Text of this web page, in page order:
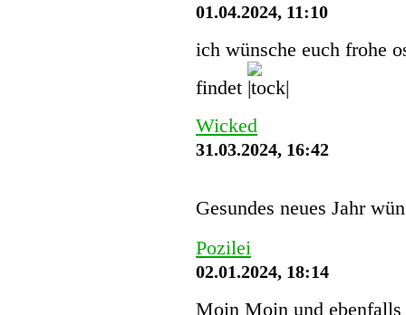
01.04.2024, 11:10
ich wünsche euch frohe
findet
Wicked
31.03.2024, 16:42
Gesundes neues Jahr
Pozilei
02.01.2024, 18:14
Moin Moin und ebenfalls